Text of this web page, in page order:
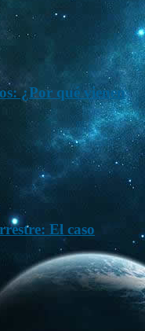
¿Por qué vienen
El caso